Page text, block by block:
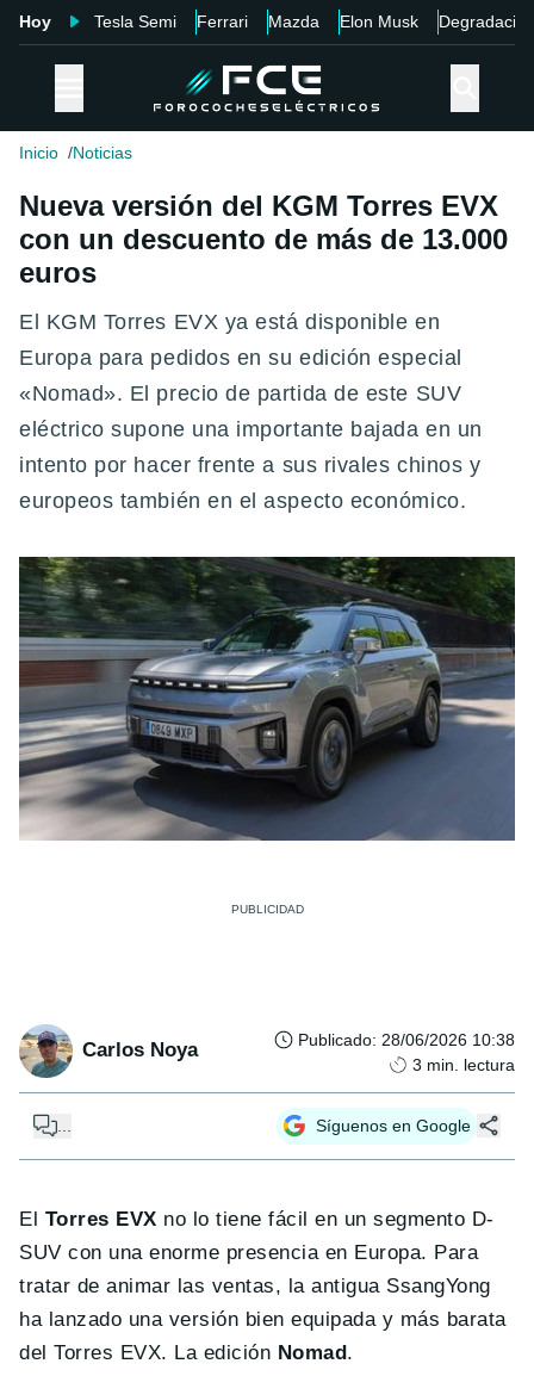
Hoy Tesla Semi Ferrari Mazda Elon Musk Degradación
Inicio Noticias
Nueva versión del KGM Torres EVX
con un descuento de más de 13.000
euros
El KGM Torres EVX ya está disponible en
Europa para pedidos en su edición especial
«Nomad». El precio de partida de este SUV
eléctrico supone una importante bajada en un
intento por hacer frente a sus rivales chinos y
europeos también en el aspecto económico.
Carlos Noya Publicado: 28/06/2026 10:38
3 min. lectura
Síguenos en Google
El Torres EVX no lo tiene fácil en un segmento D-
SUV con una enorme presencia en Europa. Para
tratar de animar las ventas, la antigua SsangYong
ha lanzado una versión bien equipada y más barata
del Torres EVX. La edición Nomad.